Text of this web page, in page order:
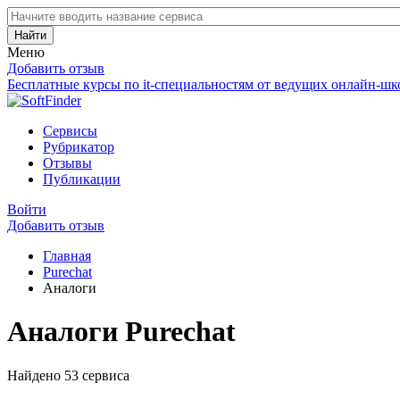
Найти
Меню
Добавить отзыв
Бесплатные курсы по it-специальностям от ведущих онлайн-
Сервисы
Рубрикатор
Отзывы
Публикации
Войти
Добавить отзыв
Главная
Purechat
Аналоги
Аналоги Purechat
Найдено 53 сервиса